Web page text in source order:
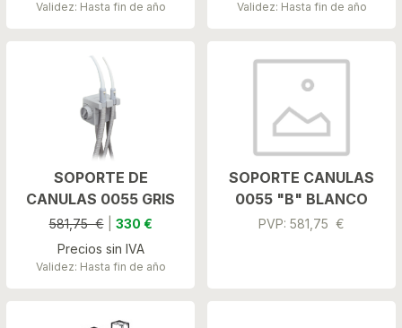
Validez: Hasta fin de año Validez: Hasta fin de año
SOPORTE DE
CANULAS 0055 GRIS
581,75 €| 330 €
Precios sin IVA
Validez: Hasta fin de año
SOPORTE CANULAS
0055 "B" BLANCO
PVP: 581,75 €